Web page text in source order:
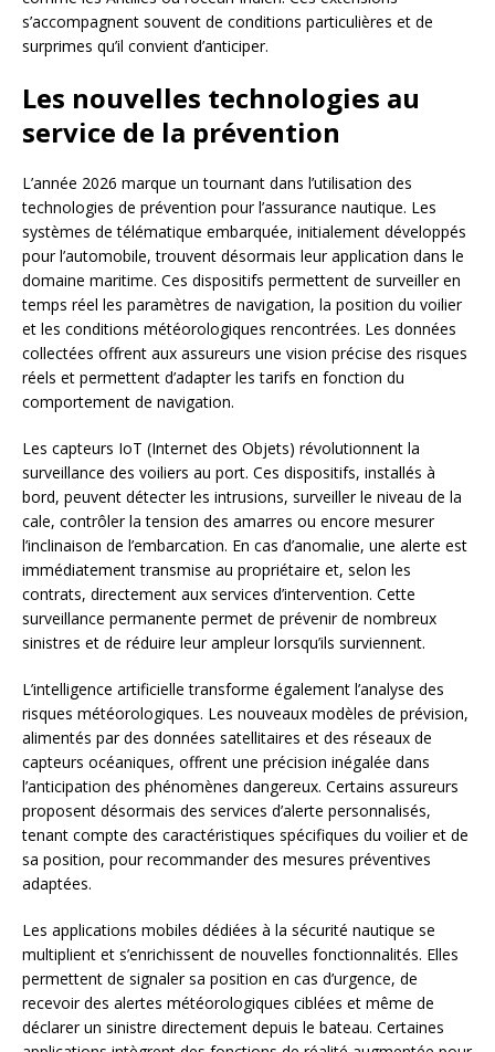
s’accompagnent souvent de conditions particulières et de
surprimes qu’il convient d’anticiper.
Les nouvelles technologies au
service de la prévention
L’année 2026 marque un tournant dans l’utilisation des
technologies de prévention pour l’assurance nautique. Les
systèmes de télématique embarquée, initialement développés
pour l’automobile, trouvent désormais leur application dans le
domaine maritime. Ces dispositifs permettent de surveiller en
temps réel les paramètres de navigation, la position du voilier
et les conditions météorologiques rencontrées. Les données
collectées offrent aux assureurs une vision précise des risques
réels et permettent d’adapter les tarifs en fonction du
comportement de navigation.
Les capteurs IoT (Internet des Objets) révolutionnent la
surveillance des voiliers au port. Ces dispositifs, installés à
bord, peuvent détecter les intrusions, surveiller le niveau de la
cale, contrôler la tension des amarres ou encore mesurer
l’inclinaison de l’embarcation. En cas d’anomalie, une alerte est
immédiatement transmise au propriétaire et, selon les
contrats, directement aux services d’intervention. Cette
surveillance permanente permet de prévenir de nombreux
sinistres et de réduire leur ampleur lorsqu’ils surviennent.
L’intelligence artificielle transforme également l’analyse des
risques météorologiques. Les nouveaux modèles de prévision,
alimentés par des données satellitaires et des réseaux de
capteurs océaniques, offrent une précision inégalée dans
l’anticipation des phénomènes dangereux. Certains assureurs
proposent désormais des services d’alerte personnalisés,
tenant compte des caractéristiques spécifiques du voilier et de
sa position, pour recommander des mesures préventives
adaptées.
Les applications mobiles dédiées à la sécurité nautique se
multiplient et s’enrichissent de nouvelles fonctionnalités. Elles
permettent de signaler sa position en cas d’urgence, de
recevoir des alertes météorologiques ciblées et même de
déclarer un sinistre directement depuis le bateau. Certaines